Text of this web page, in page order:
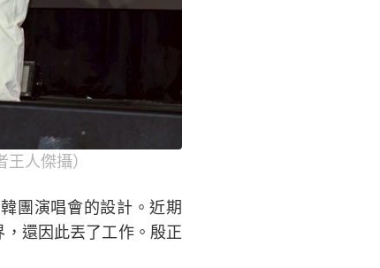
人傑攝）
團演唱會的設計。近期
還因此丟了工作。殷正